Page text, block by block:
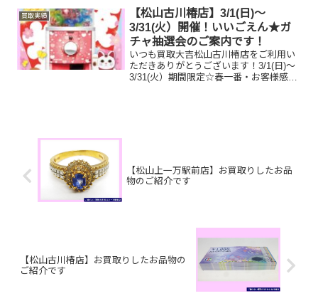
ソーホーお家で眠っているお品物はござ
いませんか？ぜひ...
買取実績
【松山古川椿店】3/1(日)～
3/31(火）開催！いいごえん★ガ
チャ抽選会のご案内です！
いつも買取大吉松山古川椿店をご利用い
ただきありがとうございます！3/1(日)～
3/31(火）期間限定☆春一番・お客様感謝
【松山上一万駅前店】お買取りしたお品
物のご紹介です
【松山古川椿店】お買取りしたお品物の
ご紹介です